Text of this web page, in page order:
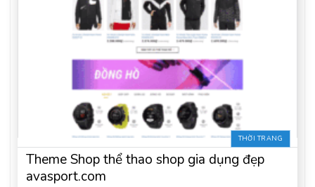
THỜI TRANG
Theme Shop thể thao shop gia dụng đẹp
avasport.com